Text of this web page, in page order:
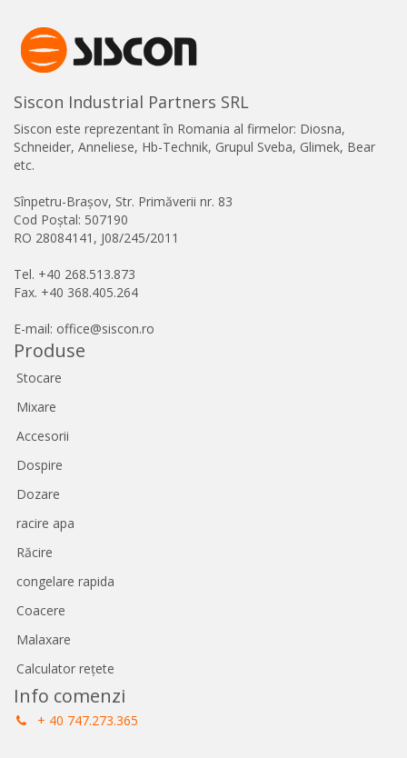
Siscon Industrial Partners SRL
Siscon este reprezentant în Romania al firmelor: Diosna,
Schneider, Anneliese, Hb-Technik, Grupul Sveba, Glimek, Bear
etc.
Sînpetru-Brașov, Str. Primăverii nr. 83
Cod Poștal: 507190
RO 28084141, J08/245/2011
Tel. +40 268.513.873
Fax. +40 368.405.264
E-mail: office@siscon.ro
Produse
Stocare
Mixare
Accesorii
Dospire
Dozare
racire apa
Răcire
congelare rapida
Coacere
Malaxare
Calculator rețete
Info comenzi
+ 40 747.273.365